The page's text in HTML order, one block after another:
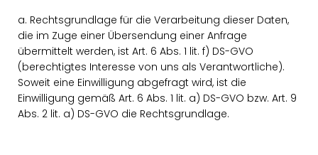
a. Rechtsgrundlage für die Verarbeitung dieser Daten,
die im Zuge einer Übersendung einer Anfrage
übermittelt werden, ist Art. 6 Abs. 1 lit. f) DS-GVO
(berechtigtes Interesse von uns als Verantwortliche).
Soweit eine Einwilligung abgefragt wird, ist die
Einwilligung gemäß Art. 6 Abs. 1 lit. a) DS-GVO bzw. Art. 9
Abs. 2 lit. a) DS-GVO die Rechtsgrundlage.